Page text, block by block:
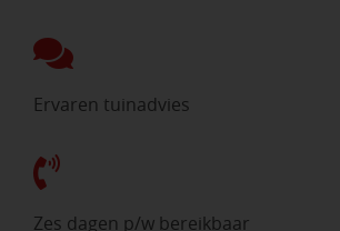
Ervaren tuinadvies
Zes dagen p/w bereikbaar